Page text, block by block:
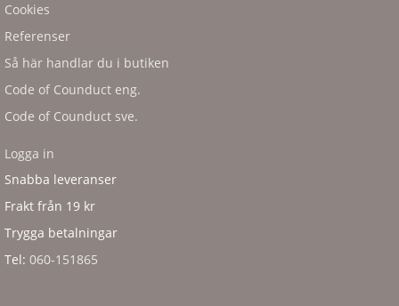
Cookies
Referenser
Så här handlar du i butiken
Code of Counduct eng.
Code of Counduct sve.
Logga in
Snabba leveranser
Frakt från 19 kr
Trygga betalningar
Tel: 060-151865